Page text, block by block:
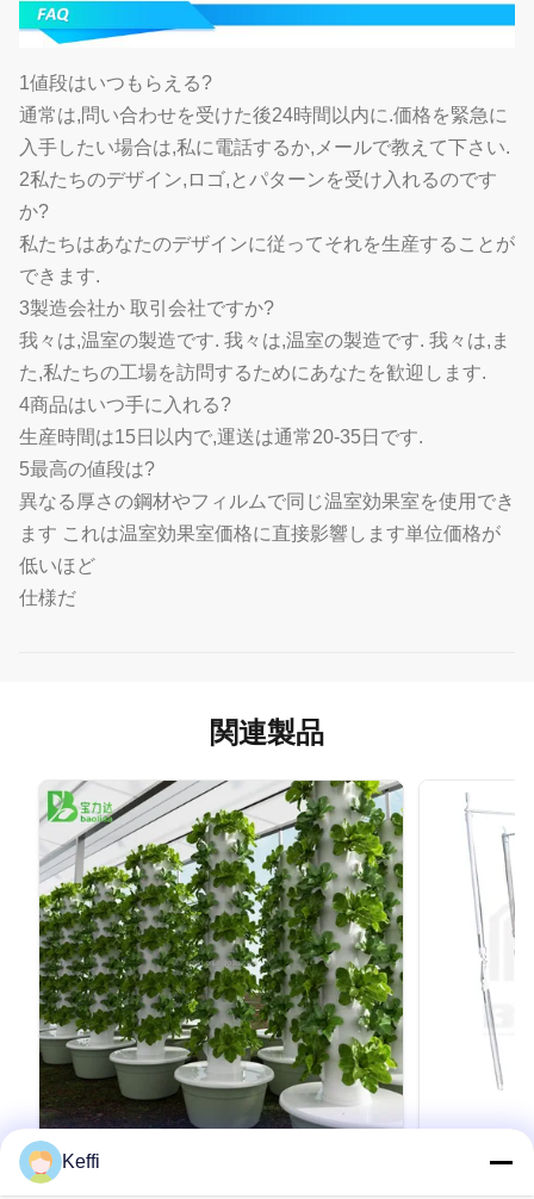
1値段はいつもらえる?
通常は,問い合わせを受けた後24時間以内に.価格を緊急に
入手したい場合は,私に電話するか,メールで教えて下さい.
2私たちのデザイン,ロゴ,とパターンを受け入れるのです
か?
私たちはあなたのデザインに従ってそれを生産することが
できます.
3製造会社か 取引会社ですか?
我々は,温室の製造です. 我々は,温室の製造です. 我々は,ま
た,私たちの工場を訪問するためにあなたを歓迎します.
4商品はいつ手に入れる?
生産時間は15日以内で,運送は通常20-35日です.
5最高の値段は?
異なる厚さの鋼材やフィルムで同じ温室効果室を使用でき
ます これは温室効果室価格に直接影響します単位価格が
低いほど
仕様だ
関連製品
30L 9 層商業用自動水耕タワー レタス栽
12 Tier
Keffi